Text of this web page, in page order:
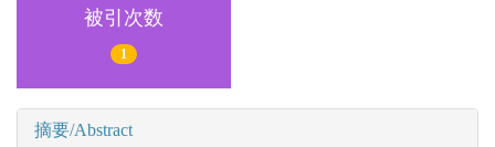
被引次数
1
摘要/Abstract